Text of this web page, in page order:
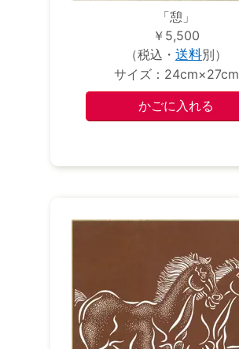
「憩」
￥5,500
（税込・ 送料別）
サイズ：24cm×27cm